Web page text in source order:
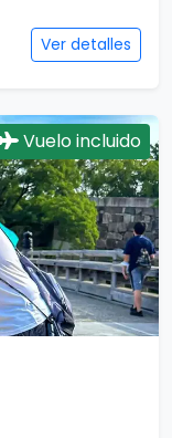
Ver detalles
Vuelo incluido